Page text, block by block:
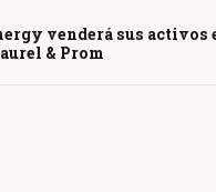
venderá sus activos
& Prom